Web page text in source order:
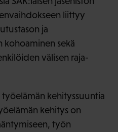
liittyy
ja
sekä
välisen raja-
työelämän kehityssuuntia
kehitys on
työn